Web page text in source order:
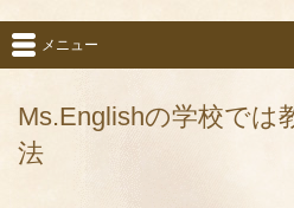
Ms.Englishの学校では
法
メニュー